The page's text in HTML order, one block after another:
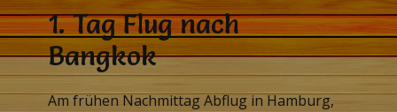
1. Tag Flug nach
Bangkok
Am frühen Nachmittag Abflug in Hamburg,